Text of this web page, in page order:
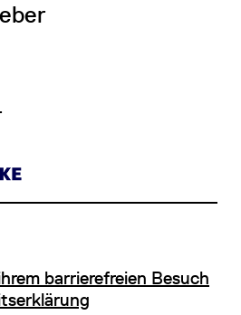
barrierefreien Besuch